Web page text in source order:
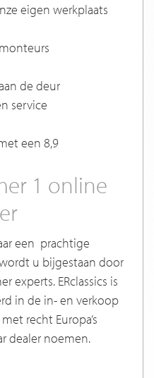
eigen werkplaats
de deur
service
een 8,9
1 online
een prachtige
u bijgestaan door
experts. ERclassics is
in de in- en verkoop
recht Europa’s
dealer noemen.